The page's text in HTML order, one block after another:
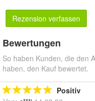
Rezension verfassen
Bewertungen
So haben Kunden, die den
haben, den Kauf bewertet.
Positiv